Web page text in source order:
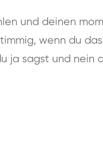
und deinen
wenn du
ja sagst und nein